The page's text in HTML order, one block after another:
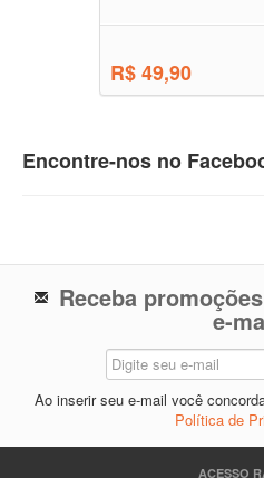
R$ 49,90
Encontre-nos no
Receba
e-
Ao inserir seu e-mail você
Política de
ACESSO